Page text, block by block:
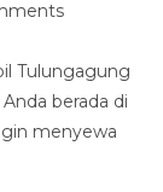
Tulungagung
berada di
menyewa